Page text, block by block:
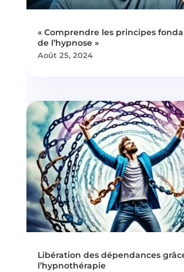
« Comprendre les principes
de l’hypnose »
Août 25, 2024
Libération des dépendances
l’hypnothérapie